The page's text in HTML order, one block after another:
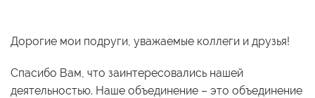
Дорогие мои подруги, уважаемые коллеги и друзья!
Спасибо Вам, что заинтересовались нашей
деятельностью. Наше объединение – это объединение